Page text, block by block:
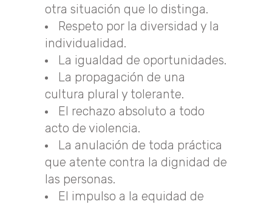
otra situación que lo distinga.
Respeto por la diversidad y la
individualidad.
La igualdad de oportunidades.
La propagación de una
cultura plural y tolerante.
El rechazo absoluto a todo
acto de violencia.
La anulación de toda práctica
que atente contra la dignidad de
las personas.
El impulso a la equidad de